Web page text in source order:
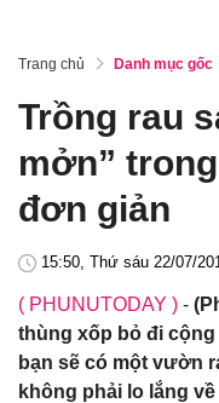
Trang chủ Danh mục gốc
Trồng rau
mởn”
đơn giản
15:50, Thứ sáu 22/07/
( PHUNUTODAY ) -
thùng xốp bỏ đi
bạn sẽ có một vườn
không phải lo lắng về